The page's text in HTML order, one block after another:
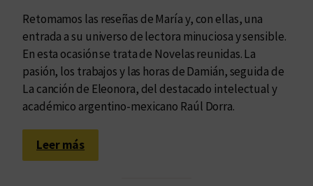
Retomamos las reseñas de María y, con ellas, una
entrada a su universo de lectora minuciosa y sensible.
En esta ocasión se trata de Novelas reunidas. La
pasión, los trabajos y las horas de Damián, seguida de
La canción de Eleonora, del destacado intelectual y
académico argentino-mexicano Raúl Dorra.
Leer más:
L